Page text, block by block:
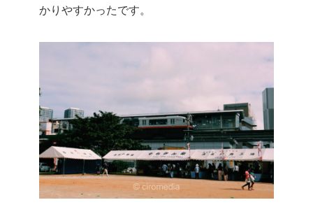
かりやすかったです。